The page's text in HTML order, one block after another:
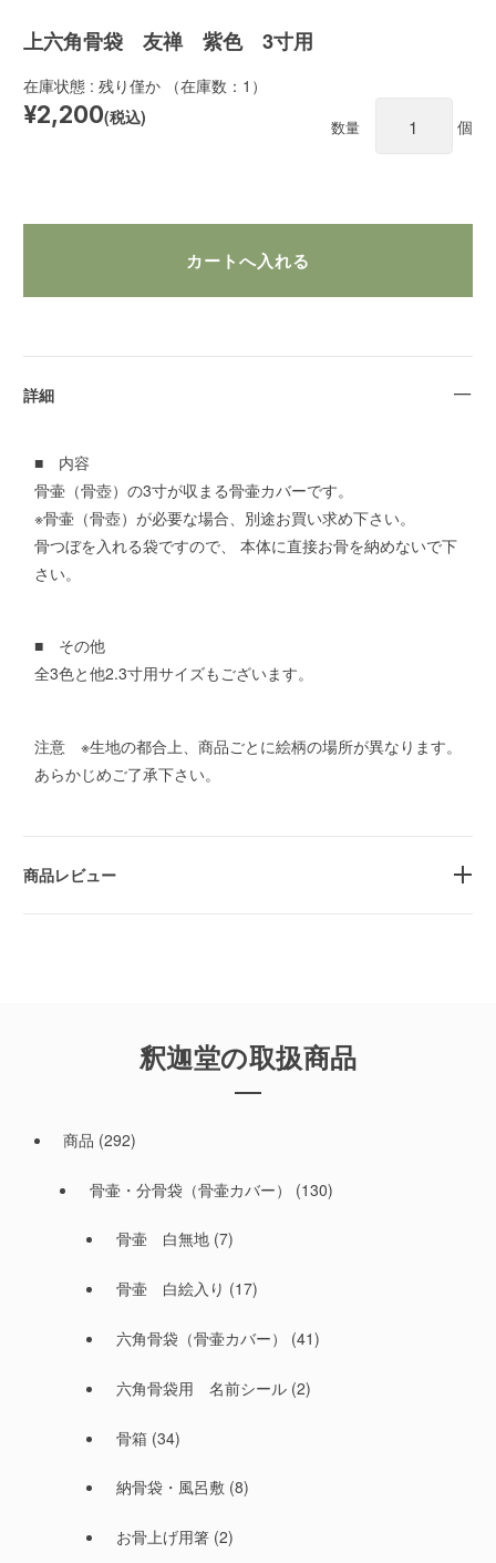
上六角骨袋 友禅 紫色 3寸用
在庫状態 : 残り僅か （在庫数：1）
¥2,200(税込)
数量 個
詳細
■ 内容
骨壷（骨壺）の3寸が収まる骨壷カバーです。
※骨壷（骨壺）が必要な場合、別途お買い求め下さい。
骨つぼを入れる袋ですので、 本体に直接お骨を納めないで下
さい。
■ その他
全3色と他2.3寸用サイズもございます。
注意 ※生地の都合上、商品ごとに絵柄の場所が異なります。
あらかじめご了承下さい。
商品レビュー
釈迦堂の取扱商品
商品 (292)
骨壷・分骨袋（骨壷カバー） (130)
骨壷 白無地(7)
骨壷 白絵入り (17)
六角骨袋（骨壷カバー） (41)
六角骨袋用 名前シール(2)
骨箱(34)
納骨袋・風呂敷(8)
お骨上げ用箸(2)